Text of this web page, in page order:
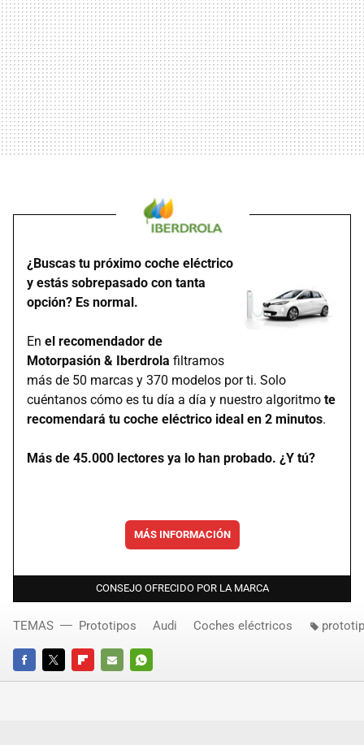
¿Buscas tu próximo coche eléctrico
y estás sobrepasado con tanta
opción? Es normal.
En el recomendador de
Motorpasión & Iberdrola filtramos
más de 50 marcas y 370 modelos por ti. Solo
cuéntanos cómo es tu día a día y nuestro algoritmo te
recomendará tu coche eléctrico ideal en 2 minutos.
Más de 45.000 lectores ya lo han probado. ¿Y tú?
MÁS INFORMACIÓN
CONSEJO OFRECIDO POR LA MARCA
FACEBOOKTWITTERFLIPBOARD
E-
WHATSAPP
TEMAS Prototipos Audi Coches eléctricos